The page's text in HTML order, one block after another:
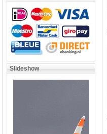
Slideshow